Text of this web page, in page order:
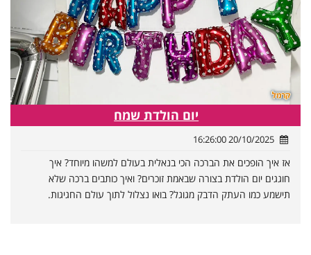
יום הולדת שמח
20/10/2025 16:26:00
אז איך הופכים את הברכה הכי בנאלית בעולם למשהו מיוחד? איך
חוגגים יום הולדת בצורה שבאמת זוכרים? ואיך כותבים ברכה שלא
תישמע כמו העתק הדבק מגוגל? בואו נצלול לתוך עולם החגיגות.